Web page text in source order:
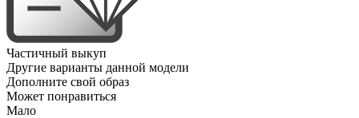
Частичный выкуп
Другие варианты данной модели
Дополните свой образ
Может понравиться
Мало